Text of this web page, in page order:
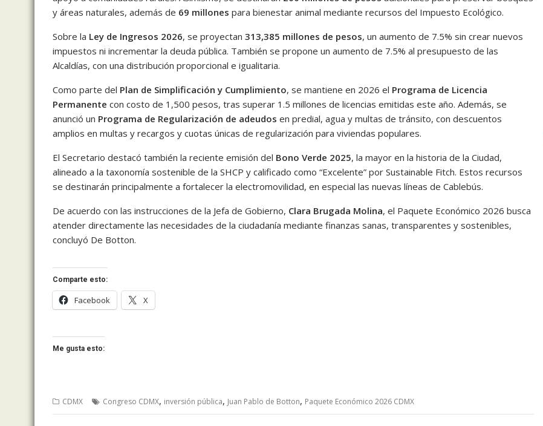
y áreas naturales, además de 69 millones para bienestar animal mediante recursos del Impuesto Ecológico.
Sobre la Ley de Ingresos 2026, se proyectan 313,385 millones de pesos, un aumento de 7.5% sin crear nuevos
impuestos ni incrementar la deuda pública. También se propone un aumento de 7.5% al presupuesto de las
Alcaldías, con una distribución proporcional e igualitaria.
Como parte del Plan de Simplificación y Cumplimiento, se mantiene en 2026 el Programa de Licencia
Permanente con costo de 1,500 pesos, tras superar 1.5 millones de licencias emitidas este año. Además, se
anunció un Programa de Regularización de adeudos en predial, agua y multas de tránsito, con descuentos
amplios en multas y recargos y cuotas únicas de regularización para viviendas populares.
El Secretario destacó también la reciente emisión del Bono Verde 2025, la mayor en la historia de la Ciudad,
alineado a la taxonomía sostenible de la SHCP y calificado como “Excelente” por Sustainable Fitch. Estos recursos
se destinarán principalmente a fortalecer la electromovilidad, en especial las nuevas líneas de Cablebús.
De acuerdo con las instrucciones de la Jefa de Gobierno, Clara Brugada Molina, el Paquete Económico 2026 busca
atender directamente las necesidades de la ciudadanía mediante finanzas sanas, transparentes y sostenibles,
concluyó De Botton.
Comparte esto:
Facebook X
Me gusta esto:
CDMX Congreso CDMX, inversión pública, Juan Pablo de Botton, Paquete Económico 2026 CDMX